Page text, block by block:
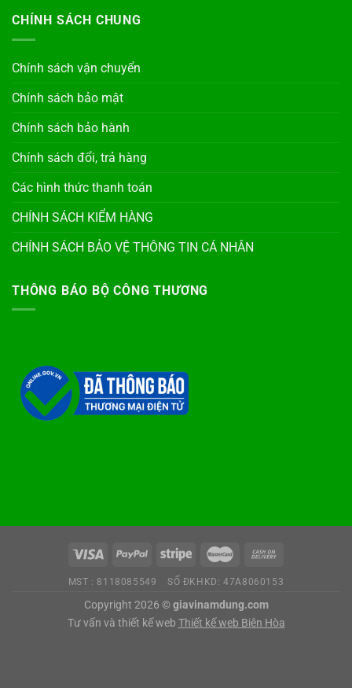
CHÍNH SÁCH CHUNG
Chính sách vận chuyển
Chính sách bảo mật
Chính sách bảo hành
Chính sách đổi, trả hàng
Các hình thức thanh toán
CHÍNH SÁCH KIỂM HÀNG
CHÍNH SÁCH BẢO VỆ THÔNG TIN CÁ NHÂN
THÔNG BÁO BỘ CÔNG THƯƠNG
MST : 8118085549 SỐ ĐKHKD: 47A8060153
Copyright 2026 © giavinamdung.com
Tư vấn và thiết kế web Thiết kế web Biên Hòa